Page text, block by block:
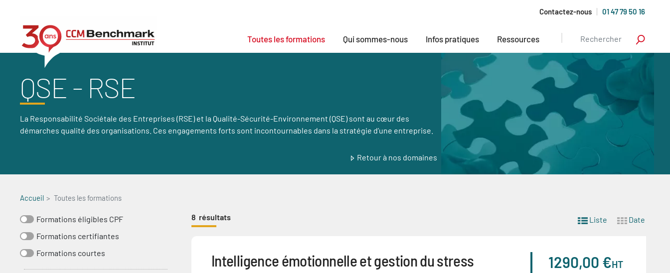
contenu
principal
Contactez-nous 01 47 79 50 16
Toutes les formations Qui sommes-nous Infos pratiques Ressources
QSE - RSE
La Responsabilité Sociétale des Entreprises (RSE) et la Qualité-Sécurité-Environnement (QSE) sont au cœur des
démarches qualité des organisations. Ces engagements forts sont incontournables dans la stratégie d’une entreprise.
Retour à nos domaines
Accueil Toutes les formations
Formations éligibles CPF
Formations certifiantes
Formations courtes
8 résultats Liste Date
Intelligence émotionnelle et gestion du stress 1290,00 €HT